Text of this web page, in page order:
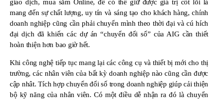
giao dịch, mua sắm Online, để có thể giữ được giá trị cốt lõi là
mang đến sự chất lượng, uy tín và sáng tạo cho khách hàng, chính
doanh nghiệp cũng cần phải chuyển mình theo thời đại và cú hích
đại dịch đã khiến các dự án “chuyển đổi số” của AIG cần thiết
hoàn thiện hơn bao giờ hết.
Khi công nghệ tiếp tục mang lại các công cụ và thiết bị mới cho thị
trường, các nhân viên của bất kỳ doanh nghiệp nào cũng cần được
cập nhât. Tích hợp chuyển đổi số trong doanh nghiệp giúp cải thiện
bộ kỹ năng của nhân viên. Có một điều dễ nhận ra đó là chuyển